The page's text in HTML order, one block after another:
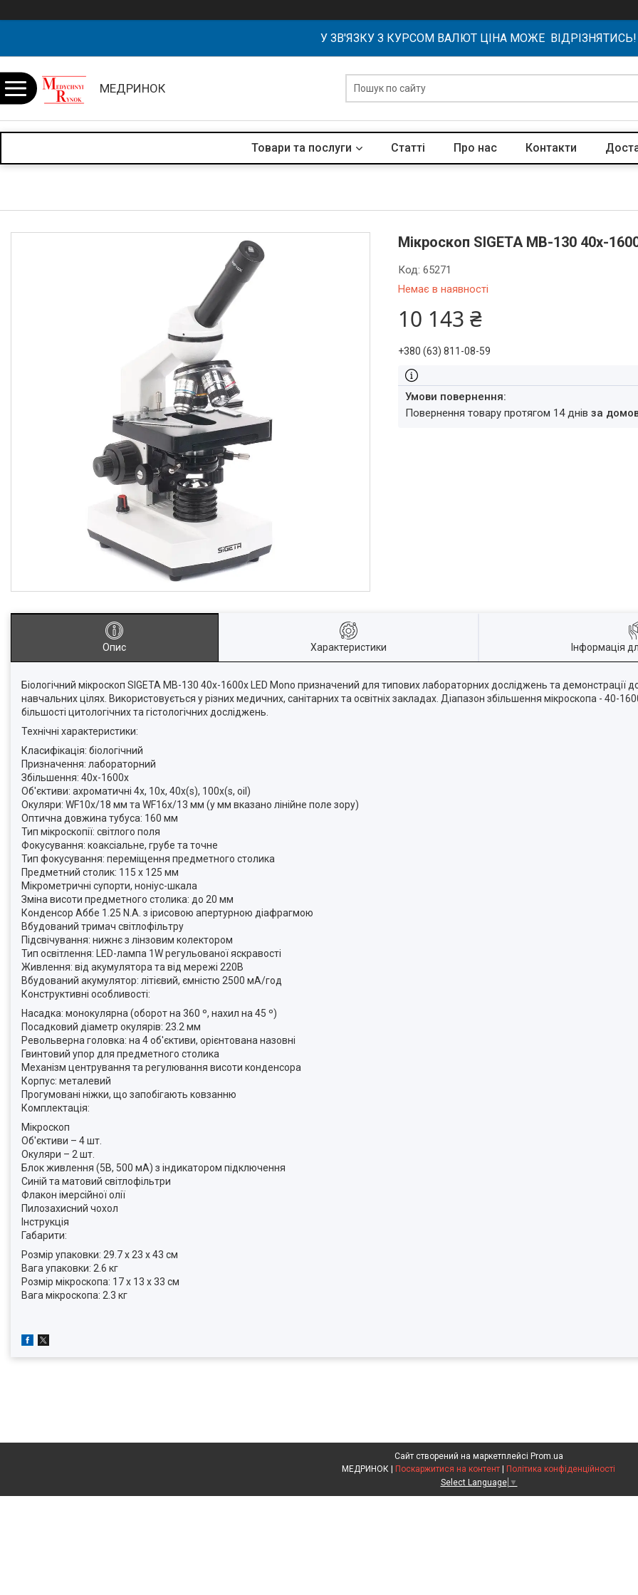
У ЗВ'ЯЗКУ З КУРСОМ ВАЛЮТ ЦІНА МОЖЕ ВІДРІЗНЯТИСЬ!
МЕДРИНОК
Товари та послуги Статті Про нас Контакти
Мікроскоп SIGETA MB-130 40x-
Немає в наявності
Код:65271
10 143 ₴
+380 (63) 811-08-59
повернення товару протягом 14 днівза
Опис Характеристики Інформація
Біологічний мікроскоп SIGETA MB-130 40x-1600x LED Mono призначений для типових лабораторних досліджень та демонстрації
навчальних цілях. Використовується у різних медичних, санітарних та освітніх закладах. Діапазон збільшення мікроскопа - 40-
більшості цитологічних та гістологічних досліджень.
Технічні характеристики:
Класифікація: біологічний
Призначення: лабораторний
Збільшення: 40x-1600x
Об'єктиви: ахроматичні 4x, 10x, 40x(s), 100x(s, oil)
Окуляри: WF10x/18 мм та WF16x/13 мм (у мм вказано лінійне поле зору)
Оптична довжина тубуса: 160 мм
Тип мікроскопії: світлого поля
Фокусування: коаксіальне, грубе та точне
Тип фокусування: переміщення предметного столика
Предметний столик: 115 х 125 мм
Мікрометричні супорти, ноніус-шкала
Зміна висоти предметного столика: до 20 мм
Конденсор Аббе 1.25 N.A. з ірисовою апертурною діафрагмою
Вбудований тримач світлофільтру
Підсвічування: нижнє з лінзовим колектором
Тип освітлення: LED-лампа 1W регульованої яскравості
Живлення: від акумулятора та від мережі 220В
Вбудований акумулятор: літієвий, ємністю 2500 мА/год
Конструктивні особливості:
Насадка: монокулярна (оборот на 360 º, нахил на 45 º)
Посадковий діаметр окулярів: 23.2 мм
Револьверна головка: на 4 об'єктиви, орієнтована назовні
Гвинтовий упор для предметного столика
Механізм центрування та регулювання висоти конденсора
Корпус: металевий
Прогумовані ніжки, що запобігають ковзанню
Комплектація:
Мікроскоп
Об'єктиви – 4 шт.
Окуляри – 2 шт.
Блок живлення (5В, 500 мА) з індикатором підключення
Синій та матовий світлофільтри
Флакон імерсійної олії
Пилозахисний чохол
Інструкція
Габарити:
Розмір упаковки: 29.7 x 23 x 43 см
Вага упаковки: 2.6 кг
Розмір мікроскопа: 17 x 13 x 33 см
Вага мікроскопа: 2.3 кг
Сайт створений на маркетплейсі Prom.ua
Поскаржитися на контент
Політика конфіденційності
Select Language ▼